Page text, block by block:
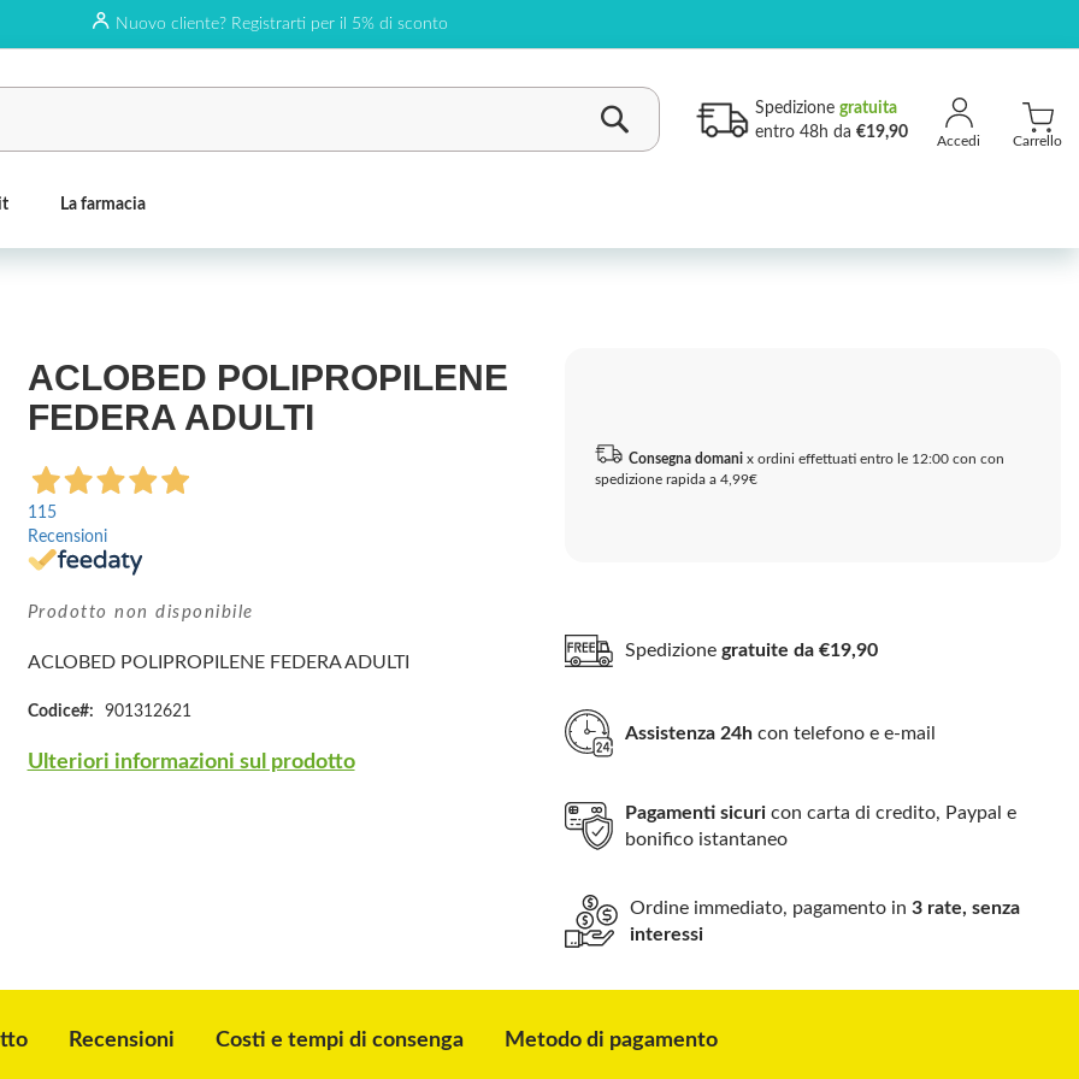
Nuovo cliente? Registrarti per il 5% di sconto
Carrello
Spedizione gratuita
entro 48h da €19,90
La farmacia
ACLOBED POLIPROPILENE
FEDERA ADULTI
115
Recensioni
Prodotto non disponibile
ACLOBED POLIPROPILENE FEDERA ADULTI
Codice 901312621
Ulteriori informazioni sul prodotto
Consegna domani x ordini effettuati entro le 12:00 con con
spedizione rapida a 4,99€
Spedizionegratuite da €19,90
Assistenza 24h con telefono e e-mail
Pagamenti sicuri con carta di credito, Paypal e
bonifico istantaneo
Ordine immediato, pagamento in3 rate, senza
interessi
Recensioni Costi e tempi di consenga Metodo di pagamento